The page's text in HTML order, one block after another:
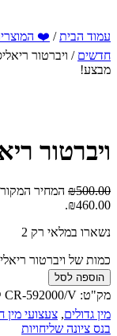
עמוד הבית/
❤️
חדשים / ויברטור
מבצע!
ויברטור
₪500.00 המחיר המקורי היה:
₪460.00.
נשארו במלאי רק 2
כמות של ויברטור
הוספה לסל
מק"ט: CR-592000/V
מין גדולים, צעצועי מין
בנס ציונה שליחויות